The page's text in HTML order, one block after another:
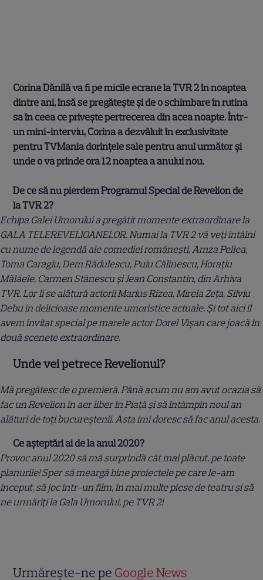
Corina Dănilă va fi pe micile ecrane la TVR 2 în noaptea
dintre ani, însă se pregătește și de o schimbare în rutina
sa în ceea ce privește pertrecerea din acea noapte. Într-
un mini-interviu, Corina a dezvăluit în exclusivitate
pentru TVMania dorințele sale pentru anul următor și
unde o va prinde ora 12 noaptea a anului nou.
De ce să nu pierdem Programul Special de Revelion de
la TVR 2?
Echipa Galei Umorului a pregătit momente extraordinare la
GALA TELEREVELIOANELOR. Numai la TVR 2 vă veţi întâlni
cu nume de legendă ale comediei româneşti, Amza Pellea,
Toma Caragiu, Dem Rădulescu, Puiu Călinescu, Horaţiu
Mălăele, Carmen Stănescu şi Jean Constantin, din Arhiva
TVR. Lor li se alătură actorii Marius Rizea, Mirela Zeţa, Silviu
Debu în delicioase momente umoristice actuale. Şi tot aici îl
avem invitat special pe marele actor Dorel Vişan care joacă în
două scenete extraordinare.
Unde vei petrece Revelionul?
Mă pregătesc de o premieră. Până acum nu am avut ocazia să
fac un Revelion în aer liber în Piaţă şi să întâmpin noul an
alături de toţi bucureştenii. Asta îmi doresc să fac anul acesta.
Ce aşteptări ai de la anul 2020?
Provoc anul 2020 să mă surprindă cât mai plăcut, pe toate
planurile! Sper să meargă bine proiectele pe care le-am
început, să joc într-un film, în mai multe piese de teatru şi să
ne urmăriţi la Gala Umorului, pe TVR 2!
Urmărește-ne pe Google News